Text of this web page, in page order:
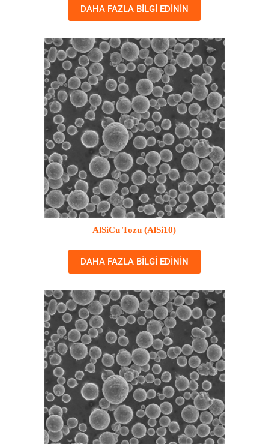
DAHA FAZLA BILGI EDININ
AlSiCu Tozu (AlSi10)
DAHA FAZLA BILGI EDININ